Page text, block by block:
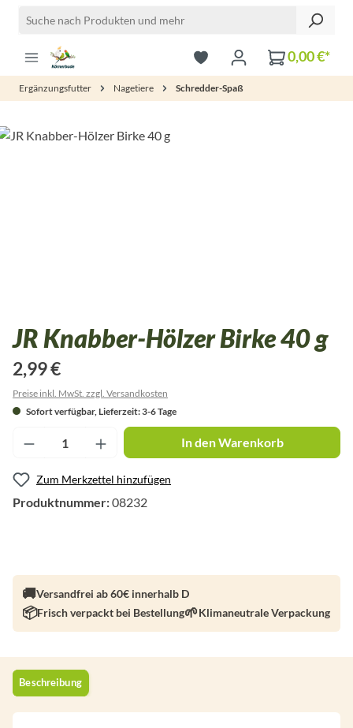
Zum Hauptinhalt springen
0,00 €*
Ergänzungsfutter Nagetiere Schredder-Spaß
Bildergalerie überspringen
JR Knabber-Hölzer Birke 40 g
2,99 €
Preise inkl. MwSt. zzgl. Versandkosten
Sofort verfügbar, Lieferzeit: 3-6 Tage
Produkt Anzahl: Gib den gewünschten
In den Warenkorb
Zum Merkzettel hinzufügen
Produktnummer:08232
Versandfrei ab 60€ innerhalb D
Frisch verpackt bei Bestellung
Klimaneutrale Verpackung
Beschreibung